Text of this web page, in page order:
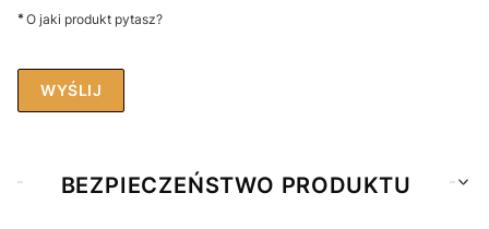
*O jaki produkt pytasz?
WYŚLIJ
BEZPIECZEŃSTWO PRODUKTU